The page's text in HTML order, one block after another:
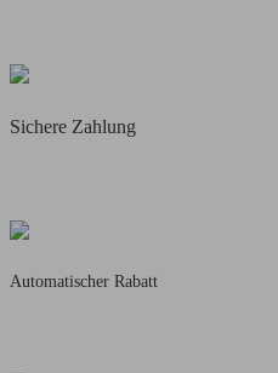
Sichere Zahlung
Automatischer Rabatt